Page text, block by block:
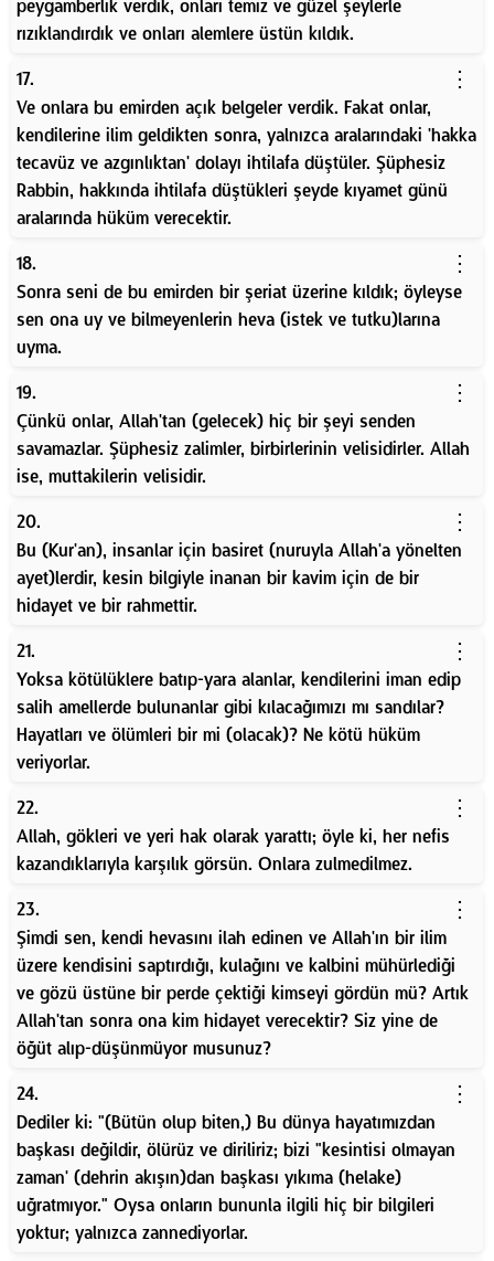
peygamberlik verdik, onları temiz ve güzel şeylerle
rızıklandırdık ve onları alemlere üstün kıldık.
17. ⋮
Ve onlara bu emirden açık belgeler verdik. Fakat onlar,
kendilerine ilim geldikten sonra, yalnızca aralarındaki 'hakka
tecavüz ve azgınlıktan' dolayı ihtilafa düştüler. Şüphesiz
Rabbin, hakkında ihtilafa düştükleri şeyde kıyamet günü
aralarında hüküm verecektir.
18. ⋮
Sonra seni de bu emirden bir şeriat üzerine kıldık; öyleyse
sen ona uy ve bilmeyenlerin heva (istek ve tutku)larına
uyma.
19. ⋮
Çünkü onlar, Allah'tan (gelecek) hiç bir şeyi senden
savamazlar. Şüphesiz zalimler, birbirlerinin velisidirler. Allah
ise, muttakilerin velisidir.
20. ⋮
Bu (Kur'an), insanlar için basiret (nuruyla Allah'a yönelten
ayet)lerdir, kesin bilgiyle inanan bir kavim için de bir
hidayet ve bir rahmettir.
21. ⋮
Yoksa kötülüklere batıp-yara alanlar, kendilerini iman edip
salih amellerde bulunanlar gibi kılacağımızı mı sandılar?
Hayatları ve ölümleri bir mi (olacak)? Ne kötü hüküm
veriyorlar.
22. ⋮
Allah, gökleri ve yeri hak olarak yarattı; öyle ki, her nefis
kazandıklarıyla karşılık görsün. Onlara zulmedilmez.
23. ⋮
Şimdi sen, kendi hevasını ilah edinen ve Allah'ın bir ilim
üzere kendisini saptırdığı, kulağını ve kalbini mühürlediği
ve gözü üstüne bir perde çektiği kimseyi gördün mü? Artık
Allah'tan sonra ona kim hidayet verecektir? Siz yine de
öğüt alıp-düşünmüyor musunuz?
24. ⋮
Dediler ki: "(Bütün olup biten,) Bu dünya hayatımızdan
başkası değildir, ölürüz ve diriliriz; bizi "kesintisi olmayan
zaman' (dehrin akışın)dan başkası yıkıma (helake)
uğratmıyor." Oysa onların bununla ilgili hiç bir bilgileri
yoktur; yalnızca zannediyorlar.